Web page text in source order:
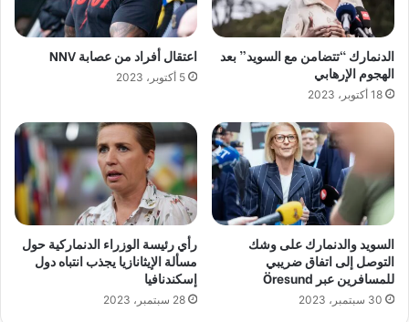
الدنمارك “تتضامن مع السويد” بعد
الهجوم الإرهابي
18 أكتوبر، 2023
اعتقال أفراد من عصابة NNV
5 أكتوبر، 2023
السويد والدنمارك على وشك
التوصل إلى اتفاق ضريبي
للمسافرين عبر Öresund
30 سبتمبر، 2023
رأي رئيسة الوزراء الدنماركية حول
مسألة الإيثانازيا يجذب انتباه دول
إسكندنافيا
28 سبتمبر، 2023